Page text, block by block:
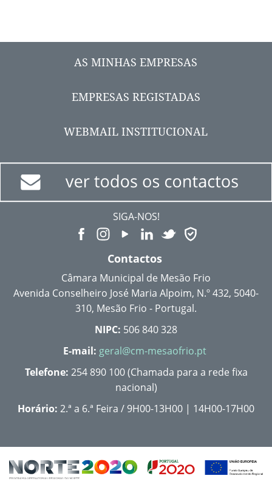
AS MINHAS EMPRESAS
EMPRESAS REGISTADAS
WEBMAIL INSTITUCIONAL
SIGA-NOS!
Contactos
Câmara Municipal de Mesão Frio
Avenida Conselheiro José Maria Alpoim, N.º 432, 5040-
310, Mesão Frio - Portugal.
NIPC: 506 840 328
E-mail: geral@cm-mesaofrio.pt
Telefone: 254 890 100 (Chamada para a rede fixa
nacional)
Horário: 2.ª a 6.ª Feira / 9H00-13H00 | 14H00-17H00